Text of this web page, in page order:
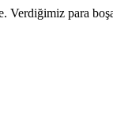
Verdiğimiz para